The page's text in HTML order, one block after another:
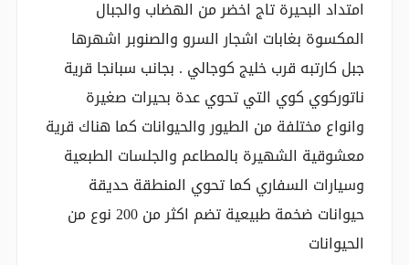
امتداد البحيرة تاج اخضر من الهضاب والجبال
المكسوة بغابات اشجار السرو والصنوبر اشهرها
جبل كارتبه قرب خليج كوجالي . بجانب سبانجا قرية
ناتوركوي كوي التي تحوي عدة بحيرات صغيرة
وانواع مختلفة من الطيور والحيوانات كما هناك قرية
معشوقية الشهيرة بالمطاعم والجلسات الطبعية
وسيارات السفاري كما تحوي المنطقة حديقة
حيوانات ضخمة طبيعية تضم اكثر من 200 نوع من
الحيوانات